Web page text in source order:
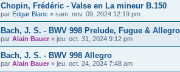
Chopin, Frédéric - Valse en La mineur B.150
par Edgar Blanc » sam. nov. 09, 2024 12:19 pm
Bach, J. S. - BWV 998 Prelude, Fugue & Allegro
par Alain Bauer » jeu. oct. 31, 2024 9:12 pm
Bach, J. S. - BWV 998 Allegro
par Alain Bauer » jeu. oct. 24, 2024 7:48 am